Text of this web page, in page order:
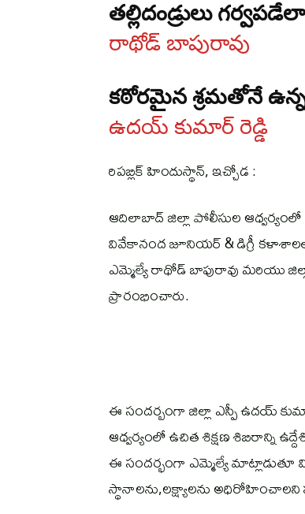
తల్లిదండ్రులు
రాథోడ్ బాపురావు
కఠోరమైన శ్రమతోనే
ఉదయ్ కుమార్ రెడ్డి
రిపబ్లిక్ హిందుస్థాన్, ఇచ్చోడ :
ఆదిలాబాద్ జిల్లా పోలీసుల
వివేకానంద జూనియర్ & డిగ్రీ
ఎమ్మెల్యే రాథోడ్ బాపురావు మరియు
ప్రారంభించారు.
ఈ సందర్బంగా జిల్లా ఎస్పీ ఉదయ్
ఆధ్వర్యంలో ఉచిత శిక్షణ శిబిరాన్ని
ఈ సందర్భంగా ఎమ్మెల్యే మాట్లాడుతూ
స్థానాలను,లక్ష్యాలను